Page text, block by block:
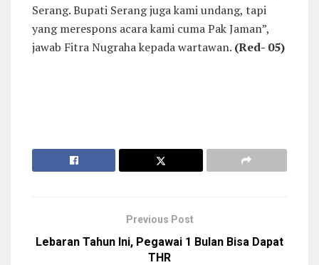
Serang. Bupati Serang juga kami undang, tapi
yang merespons acara kami cuma Pak Jaman”,
jawab Fitra Nugraha kepada wartawan. (Red- 05)
Previous Post
Lebaran Tahun Ini, Pegawai 1 Bulan Bisa Dapat
THR